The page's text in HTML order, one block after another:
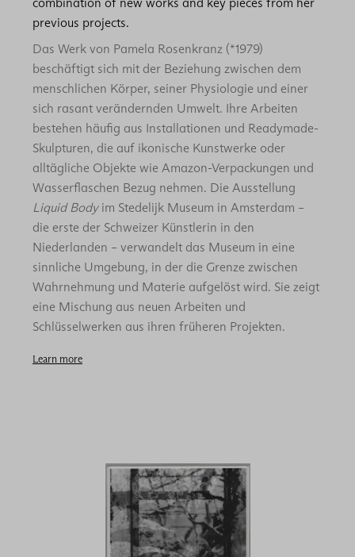
previous projects.
Das Werk von Pamela Rosenkranz (*1979)
beschäftigt sich mit der Beziehung zwischen dem
menschlichen Körper, seiner Physiologie und einer
sich rasant verändernden Umwelt. Ihre Arbeiten
bestehen häufig aus Installationen und Readymade-
Skulpturen, die auf ikonische Kunstwerke oder
alltägliche Objekte wie Amazon-Verpackungen und
Wasserflaschen Bezug nehmen. Die Ausstellung
Liquid Bodyim Stedelijk Museum in Amsterdam –
die erste der Schweizer Künstlerin in den
Niederlanden – verwandelt das Museum in eine
sinnliche Umgebung, in der die Grenze zwischen
Wahrnehmung und Materie aufgelöst wird. Sie zeigt
eine Mischung aus neuen Arbeiten und
Schlüsselwerken aus ihren früheren Projekten.
Learn more